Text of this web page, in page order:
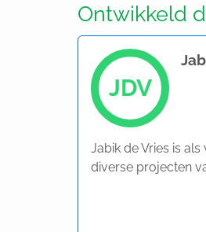
Ontwikkeld
JDV
Jabik de Vries is
diverse projecten